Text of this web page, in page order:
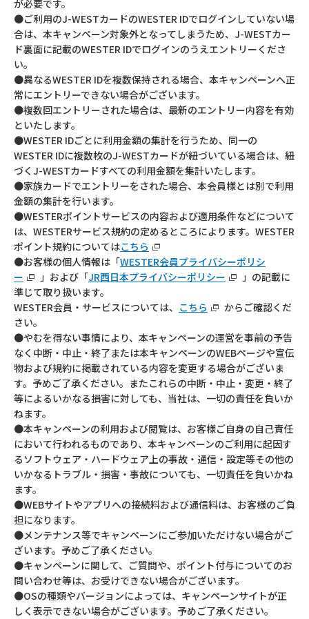
が必要です。
●ご利用のJ-WESTカードのWESTER IDでログインしていない場
合は、本キャンペーン対象外となってしまうため、J-WESTカー
ド裏面に記載のWESTER IDでログインのうえエントリーくださ
い。
●異なるWESTER IDを複数保持される場合、本キャンペーンへ正
常にエントリーできない場合がございます。
●複数回エントリーされた場合は、最新のエントリー内容を有効
といたします。
●WESTER IDごとに利用金額の集計を行うため、同一の
WESTER IDに複数枚のJ-WESTカードが紐づいている場合は、紐
づくJ-WESTカードすべての利用金額を集計いたします。
●家族カードでエントリーをされた場合、本会員様とは別で利用
金額の集計を行います。
●WESTERポイントサービスの内容および適用条件などについて
は、WESTERサービス規約の定めるところによります。WESTER
ポイント規約についてはこちら
●お客様の個人情報は「WESTER会員プライバシーポリシ
ー
」および「JR西日本プライバシーポリシー
」の記載に
準じて取り扱います。
WESTER会員・サービスについては、 こちら
からご確認くだ
さい。
●やむを得ない事情により、本キャンペーンの運営を事前の予告
なく中断・中止・終了または本キャンペーンのWEBページや宣伝
物および規約に掲載されている内容を変更する場合がございま
す。予めご了承ください。またこれらの中断・中止・変更・終了
等によるいかなる損害に対しても、当社は、一切の責任を負いか
ねます。
●本キャンペーンの利用および閲覧は、お客様ご自身の自己責任
において行われるものであり、本キャンペーンのご利用に起因す
るソフトウェア・ハードウェア上の事故・通信・設定等その他の
いかなるトラブル・損害・事故についても、一切責任を負いかね
ます。
●WEBサイトやアプリへの接続料および通信料は、お客様のご負
担になります。
●メンテナンス等でキャンペーンにご参加いただけない場合がご
ざいます。予めご了承ください。
●キャンペーンに関して、ご質問や、ポイント付与についてのお
問い合わせ等は、お受けできない場合がございます。
●OSの種類やバージョンによっては、キャンペーンサイトが正
しく表示できない場合がございます。予めご了承ください。